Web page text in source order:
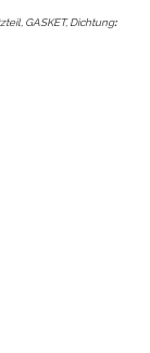
GASKET, Dichtung: